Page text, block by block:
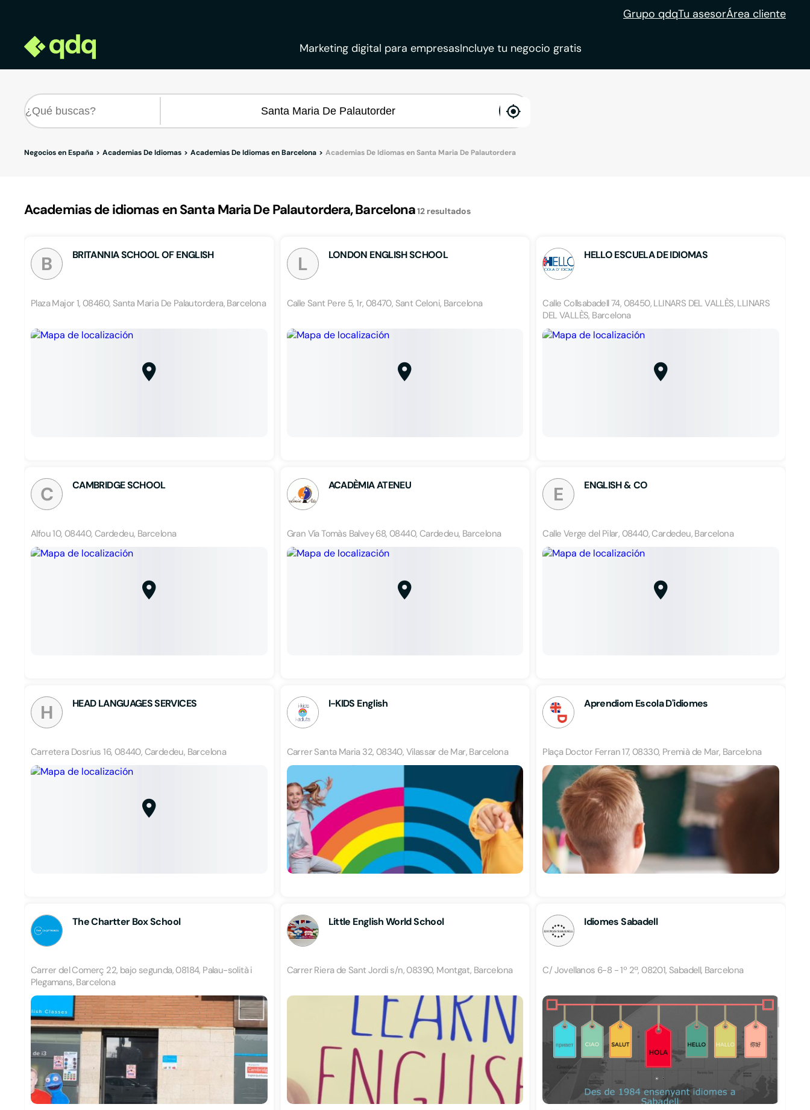
Grupo qdqTu asesorÁrea cliente
Marketing digital para empresasIncluye tu negocio gratis
enable
Negocios en España Academias De Idiomas Academias De Idiomas en Barcelona Academias De Idiomas en Santa Maria De Palautordera
Academias de idiomas en Santa Maria De Palautordera, Barcelona12 resultados
B BRITANNIA SCHOOL OF ENGLISH
Plaza Major 1, 08460, Santa Maria De Palautordera, Barcelona
L LONDON ENGLISH SCHOOL
Calle Sant Pere 5, 1r, 08470, Sant Celoni, Barcelona
HELLO ESCUELA DE IDIOMAS
Calle Collsabadell 74, 08450, LLINARS DEL VALLÈS, LLINARS
DEL VALLÈS, Barcelona
C CAMBRIDGE SCHOOL
Alfou 10, 08440, Cardedeu, Barcelona
ACADÈMIA ATENEU
Gran Vía Tomàs Balvey 68, 08440, Cardedeu, Barcelona
E ENGLISH & CO
Calle Verge del Pilar, 08440, Cardedeu, Barcelona
H HEAD LANGUAGES SERVICES
Carretera Dosrius 16, 08440, Cardedeu, Barcelona
I-KIDS English
Carrer Santa Maria 32, 08340, Vilassar de Mar, Barcelona
Aprendiom Escola D'idiomes
Plaça Doctor Ferran 17, 08330, Premià de Mar, Barcelona
The Chartter Box School
Carrer del Comerç 22, bajo segunda, 08184, Palau-solità i
Plegamans, Barcelona
Little English World School
Carrer Riera de Sant Jordi s/n, 08390, Montgat, Barcelona
Idiomes Sabadell
C/ Jovellanos 6-8 - 1º 2ª, 08201, Sabadell, Barcelona